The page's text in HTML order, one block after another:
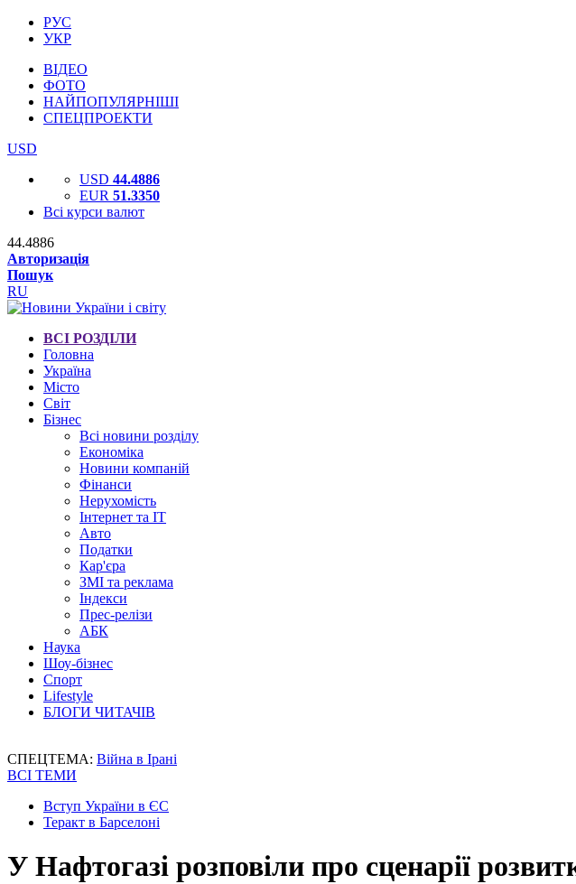
РУС
УКР
ВІДЕО
ФОТО
НАЙПОПУЛЯРНІШІ
СПЕЦПРОЕКТИ
USD
USD 44.4886
EUR 51.3350
Всі курси валют
44.4886
Авторизація
Пошук
RU
ВСІ РОЗДІЛИ
Головна
Україна
Місто
Світ
Бізнес
Всі новини розділу
Економіка
Новини компаній
Фінанси
Нерухомість
Інтернет та IT
Авто
Податки
Кар'єра
ЗМІ та реклама
Індекси
Прес-релізи
АБК
Наука
Шоу-бізнес
Спорт
Lifestyle
БЛОГИ ЧИТАЧІВ
СПЕЦТЕМА: Війна в Ірані
ВСІ ТЕМИ
Вступ України в ЄС
Теракт в Барселоні
У Нафтогазі розповіли про сценарії